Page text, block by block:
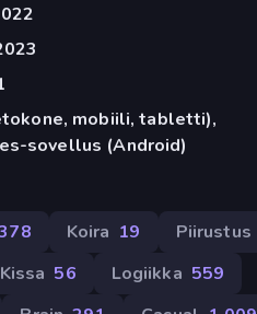
mobiili, tabletti),
sovellus (Android)
Koira 19 Piirustus
Kissa 56 Logiikka 559